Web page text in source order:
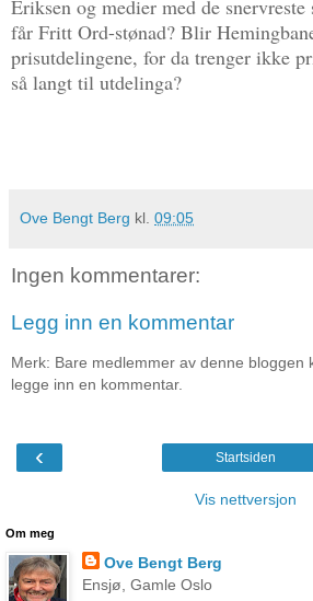
Eriksen og medier med de
får Fritt Ord-stønad? Blir
prisutdelingene, for da trenger ikke
så langt til utdelinga?
Ove Bengt Berg kl. 09:05
Ingen kommentarer:
Legg inn en kommentar
Merk: Bare medlemmer av denne bloggen
legge inn en kommentar.
‹ Startsiden
Vis nettversjon
Om meg
Ove Bengt Berg
Ensjø, Gamle Oslo